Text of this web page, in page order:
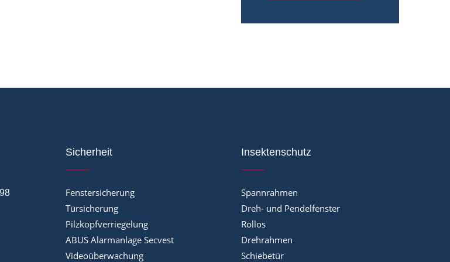
Sicherheit
Fenstersicherung
Türsicherung
Pilzkopfverriegelung
ABUS Alarmanlage Secvest
Videoüberwachung
Insektenschutz
Spannrahmen
Dreh- und Pendelfenster
Rollos
Drehrahmen
Schiebetür